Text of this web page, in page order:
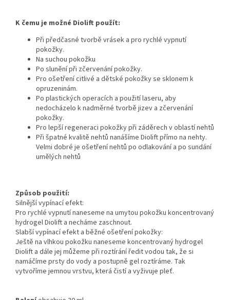
K čemu je možné Diolift použít:
Při předčasné tvorbě vrásek a pro rychlé vypnutí
pokožky.
Na suchou pokožku
Po slunění při zčervenání pokožky.
Pro ošetření citlivé a dětské pokožky se sklonem k
opruzeninám.
Po plastických operacích a použití laseru, aby
nedocházelo k nadměrné tvorbě jizev a zčervenání
pokožky.
Pro lepší regeneraci pokožky při záděrech v oblastí nehtů
Při špatné kvalitě nehtů nanášíme Diolift přímo na nehty.
Velmi dobré je ošetření nehtů po odlakování a po sundání
umělých nehtů
Způsob použití:
Silnější vypínací efekt:
Pro rychlé vypnutí naneseme na umytou pokožku koncentrovaný
hydrogel Diolift a necháme zaschnout.
Slabší vypínací efekt a běžné ošetření pokožky:
Ještě na vlhkou pokožku naneseme koncentrovaný hydrogel
Diolift a dále jej můžeme při roztírání ředit vodou tak, že si
namáčíme prsty do vody a postupně gel roztíráme. Tak
vytvoříme jemnou vrstvu, která čistí a vyživuje pleť.